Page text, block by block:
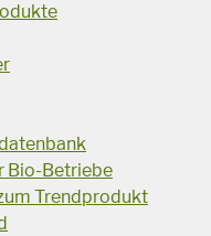
Bio-Betriebe
Trendprodukt